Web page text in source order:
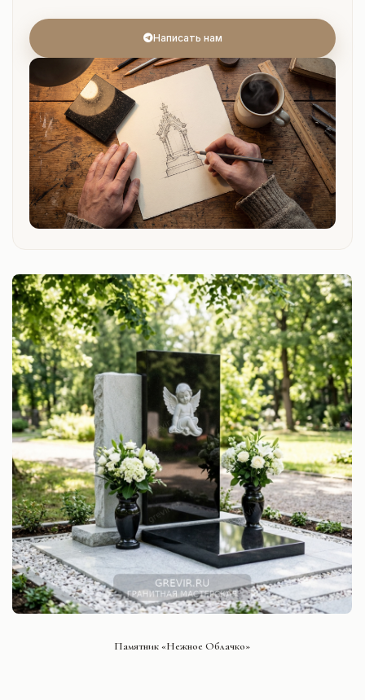
Написать нам
Памятник «Нежное Облачко»